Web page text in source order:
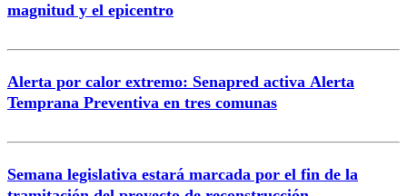
magnitud y el epicentro
Alerta por calor extremo: Senapred activa Alerta
Temprana Preventiva en tres comunas
Semana legislativa estará marcada por el fin de la